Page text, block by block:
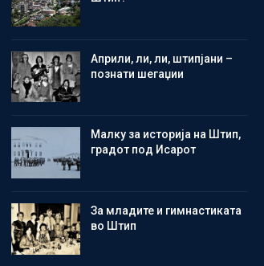
Aприли, ли, ли, штипјани –
познати шегаџии
Малку за историја на Штип,
градот под Исарот
Зa младите и гимнастиката
во Штип